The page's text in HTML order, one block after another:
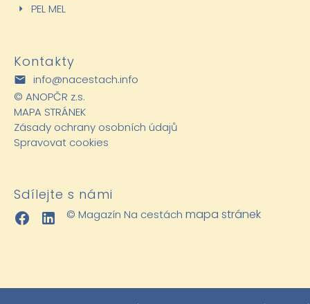
PEL MEL
Kontakty
info@nacestach.info
© ANOPČR z.s.
MAPA STRÁNEK
Zásady ochrany osobních údajů
Spravovat cookies
Sdílejte s námi
© Magazín Na cestách mapa stránek